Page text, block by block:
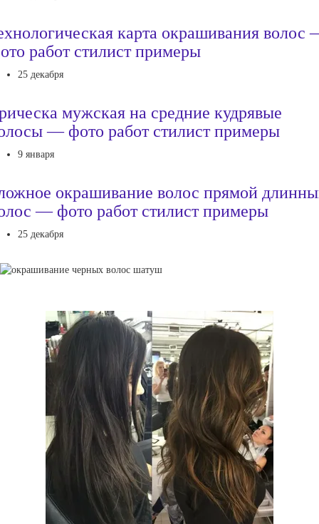
карта окрашивания волос
работ стилист примеры
25 декабря
мужская на средние кудрявые
— фото работ стилист примеры
9 января
окрашивание волос прямой
— фото работ стилист примеры
25 декабря